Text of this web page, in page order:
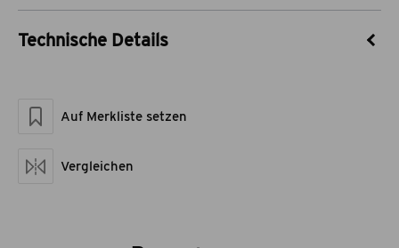
Technische Details
Maße geschlossen LxBxH
Auf Merkliste setzen
Vergleichen